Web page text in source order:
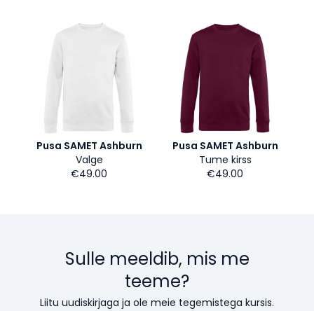
Pusa SAMET Ashburn
Valge
€49.00
Pusa SAMET Ashburn
Tume kirss
€49.00
Sulle meeldib, mis me
teeme?
Liitu uudiskirjaga ja ole meie tegemistega kursis.